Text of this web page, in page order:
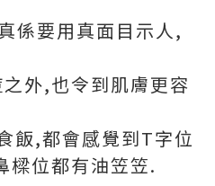
係要用真面目示人,
外,也令到肌膚更容
飯,都會感覺到T字位
樑位都有油笠笠.